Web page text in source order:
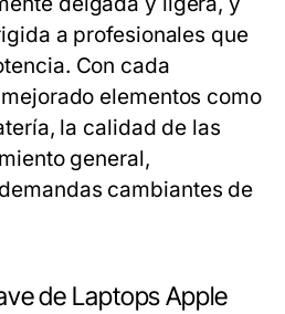
a profesionales que
Con cada
elementos como
la calidad de las
general,
cambiantes de
de Laptops Apple